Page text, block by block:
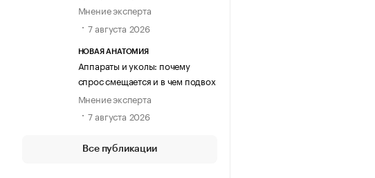
Мнение эксперта
7 августа 2026
НОВАЯ АНАТОМИЯ
Аппараты и уколы: почему
спрос смещается и в чем подвох
Мнение эксперта
7 августа 2026
Все публикации